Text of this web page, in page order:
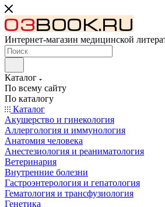
Интернет-магазин медицинской
Каталог
По всему сайту
По каталогу
Каталог
Акушерство и гинекология
Аллергология и иммунология
Анатомия человека
Анестезиология и реаниматология
Ветеринария
Внутренние болезни
Гастроэнтерология и гепатология
Гематология и трансфузиология
Генетика